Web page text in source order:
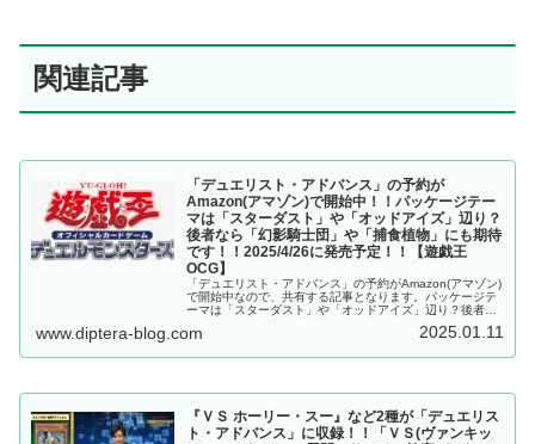
関連記事
「デュエリスト・アドバンス」の予約が
Amazon(アマゾン)で開始中！！パッケージテー
マは「スターダスト」や「オッドアイズ」辺り？
後者なら「幻影騎士団」や「捕食植物」にも期待
です！！2025/4/26に発売予定！！【遊戯王
OCG】
「デュエリスト・アドバンス」の予約がAmazon(アマゾン)
で開始中なので、共有する記事となります。パッケージテ
ーマは「スターダスト」や「オッドアイズ」辺り？後者な
2025/4/26に発売予定！！【遊戯王OCG】
www.diptera-blog.com 2025.01.11
『ＶＳ ホーリー・スー』など2種が「デュエリス
ト・アドバンス」に収録！！「ＶＳ(ヴァンキッ